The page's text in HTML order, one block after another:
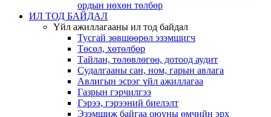
ордын нөхөн төлбөр
ИЛ ТОД БАЙДАЛ
Үйл ажиллагааны ил тод байдал
Тусгай зөвшөөрөл эзэмшигч
Төсөл, хөтөлбөр
Тайлан, төлөвлөгөө, дотоод аудит
Судалгааны сан, ном, гарын авлага
Авлигын эсрэг үйл ажиллагаа
Газрын гэрчилгээ
Гэрээ, гэрээний биелэлт
Эзэмшиж байгаа оюуны өмчийн эрх